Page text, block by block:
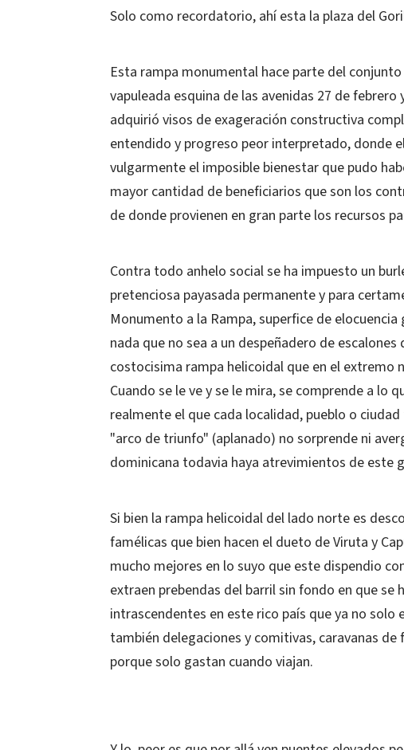
Solo como recordatorio, ahí esta la plaza del
Esta rampa monumental hace parte del
vapuleada esquina de las avenidas 27 de
adquirió visos de exageración constructiva
entendido y progreso peor interpretado, donde
vulgarmente el imposible bienestar que pudo
mayor cantidad de beneficiarios que son los
de donde provienen en gran parte los recursos
Contra todo anhelo social se ha impuesto un
pretenciosa payasada permanente y para
Monumento a la Rampa, superfice de
nada que no sea a un despeñadero de
costocisima rampa helicoidal que en el
Cuando se le ve y se le mira, se comprende a lo
realmente el que cada localidad, pueblo o
"arco de triunfo" (aplanado) no sorprende ni
dominicana todavia haya atrevimientos de este
Si bien la rampa helicoidal del lado norte es
famélicas que bien hacen el dueto de Viruta y
mucho mejores en lo suyo que este dispendio
extraen prebendas del barril sin fondo en que
intrascendentes en este rico país que ya no
también delegaciones y comitivas, caravanas
porque solo gastan cuando viajan.